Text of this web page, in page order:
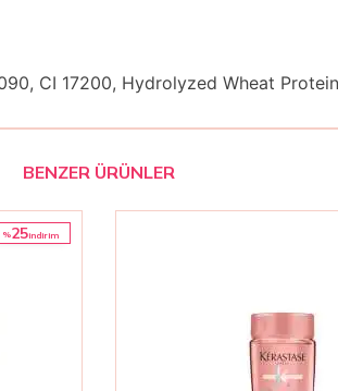
CI 17200, Hydrolyzed Wheat
BENZER ÜRÜNLER
%25i̇ndirim